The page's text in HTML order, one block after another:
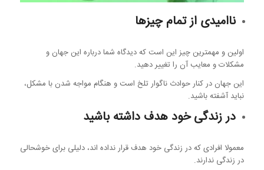
ناامیدی از تمام چیزها
اولین و مهمترین چیز این است که دیدگاه شما درباره این جهان و
مشکلات و معایب آن را تغییر دهید.
این جهان در کنار حوادث ناگوار تلخ است و هنگام مواجه شدن با مشکل،
نباید آشفته باشید.
در زندگی خود هدف داشته باشید
معمولا افرادی که در زندگی خود هدف قرار نداده اند، دلیلی برای خوشحالی
در زندگی ندارند.